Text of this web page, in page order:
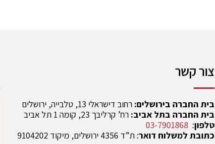
צור קשר
בית החברה בירושלים: רחוב דישראלי 13, טלבייה, ירושלים
בית החברה בתל אביב: רח’ קרליבך 23, קומה 1 תל אביב
טלפון:
03-7901868
כתובת למשלוח דואר: ת”ד 4356 ירושלים, מיקוד 9104202